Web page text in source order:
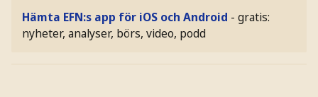
Hämta EFN:s app för iOS och Android - gratis:
nyheter, analyser, börs, video, podd